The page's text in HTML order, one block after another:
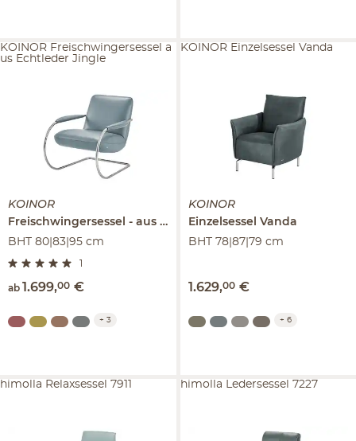
KOINOR
Freischwingersessel aus Echtleder
Jingle
BHT 80|83|95 cm
ab 1.699,00 €
KOINOR Freischwingersessel a
us Echtleder Jingle
+ 3
KOINOR
Einzelsessel Vanda
BHT 78|87|79 cm
1.629,00 €
KOINOR Einzelsessel Vanda
+ 6
himolla Relaxsessel 7911 himolla Ledersessel 7227